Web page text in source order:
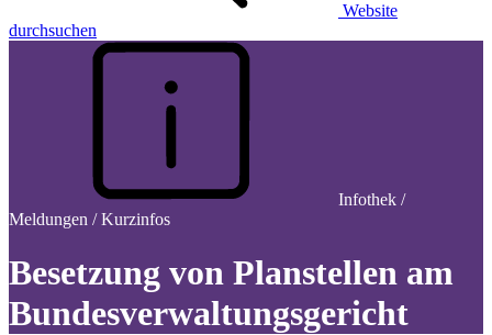
Website
durchsuchen
Infothek /
Meldungen / Kurzinfos
Besetzung von Planstellen am
Bundesverwaltungsgericht